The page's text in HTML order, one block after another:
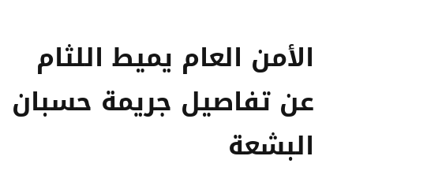
الأمن العام يميط اللثام
عن تفاصيل جريمة حسبان
البشعة